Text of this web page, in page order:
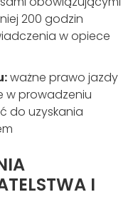
200 godzin
w opiece
ważne prawo jazdy
w prowadzeniu
do uzyskania
I